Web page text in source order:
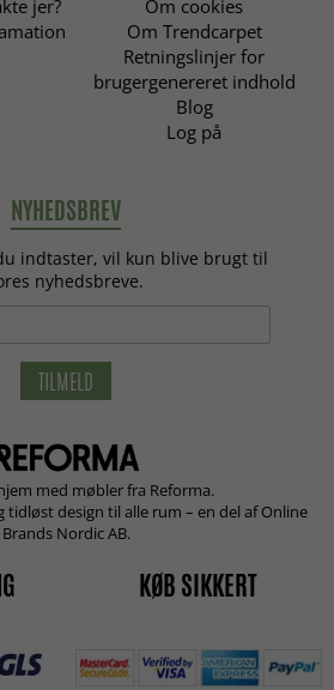
jer?
Om cookies
Om Trendcarpet
Retningslinjer for
brugergenereret indhold
Blog
Log på
NYHEDSBREV
indtaster, vil kun blive brugt til
nyhedsbreve.
TILMELD
med møbler fra Reforma.
design til alle rum – en del af Online
Brands Nordic AB.
KØB SIKKERT